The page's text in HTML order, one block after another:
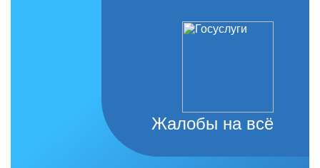
Жалобы на всё